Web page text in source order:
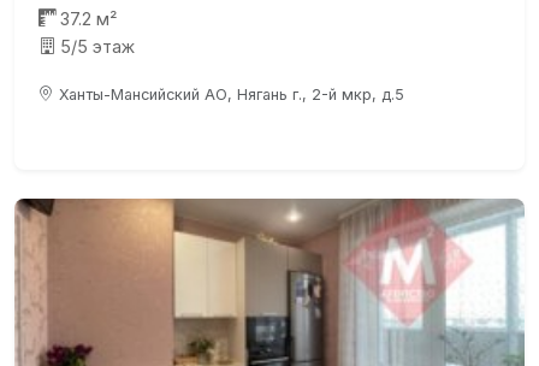
37.2 м²
5/5 этаж
Ханты-Мансийский АО, Нягань г., 2-й мкр, д.5